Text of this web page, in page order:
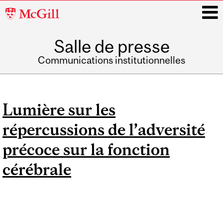
McGill
Salle de presse
Communications institutionnelles
Lumière sur les
répercussions de l’adversité
précoce sur la fonction
cérébrale